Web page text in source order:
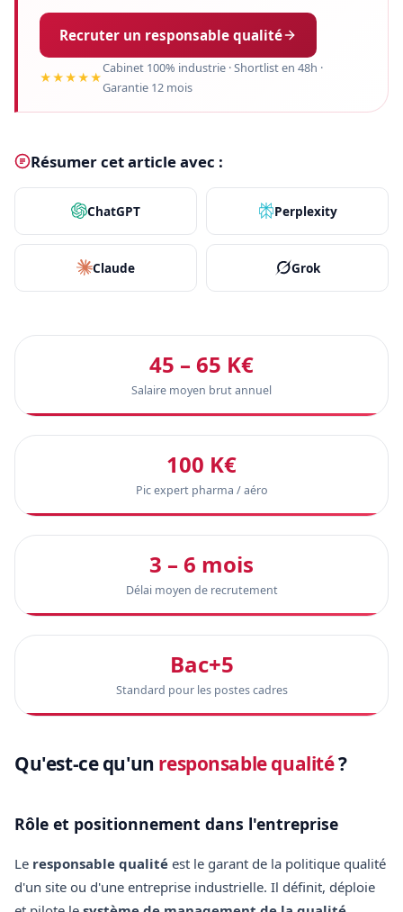
Recruter un responsable qualité
★★★★★
Cabinet 100% industrie · Shortlist en 48h ·
Garantie 12 mois
Résumer cet article avec :
ChatGPT Perplexity
Claude Grok
45 – 65 K€
Salaire moyen brut annuel
100 K€
Pic expert pharma / aéro
3 – 6 mois
Délai moyen de recrutement
Bac+5
Standard pour les postes cadres
Qu'est-ce qu'un responsable qualité?
Rôle et positionnement dans l'entreprise
Le responsable qualité est le garant de la politique qualité
d'un site ou d'une entreprise industrielle. Il définit, déploie